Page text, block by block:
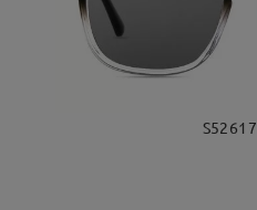
S52617